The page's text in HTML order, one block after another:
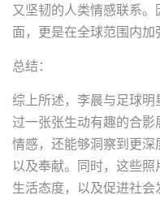
又坚韧的人类情感联系
面，更是在全球范围内加
总结：
综上所述，李晨与足球
过一张张生动有趣的合影
情感，还能够洞察到更
以及奉献。同时，这些
生活态度，以及促进社会